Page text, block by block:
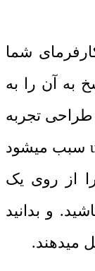
شما
به آن را به
تجربه
سبب میشود
از روی یک
و بدانید
میدهند.